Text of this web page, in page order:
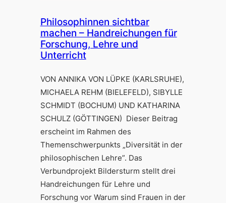
Philosophinnen sichtbar
machen – Handreichungen für
Forschung, Lehre und
Unterricht
VON ANNIKA VON LÜPKE (KARLSRUHE),
MICHAELA REHM (BIELEFELD), SIBYLLE
SCHMIDT (BOCHUM) UND KATHARINA
SCHULZ (GÖTTINGEN) Dieser Beitrag
erscheint im Rahmen des
Themenschwerpunkts „Diversität in der
philosophischen Lehre”. Das
Verbundprojekt Bildersturm stellt drei
Handreichungen für Lehre und
Forschung vor Warum sind Frauen in der